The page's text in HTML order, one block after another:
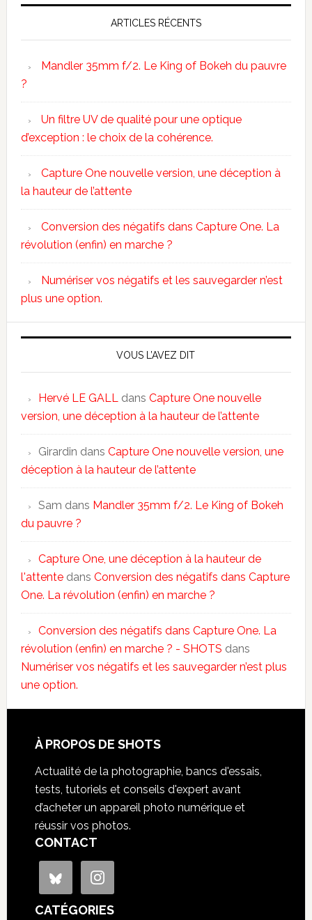
ARTICLES RÉCENTS
Mandler 35mm f/2. Le King of Bokeh du pauvre
?
Un filtre UV de qualité pour une optique
d’exception : le choix de la cohérence.
Capture One nouvelle version, une déception à
la hauteur de l’attente
Conversion des négatifs dans Capture One. La
révolution (enfin) en marche ?
Numériser vos négatifs et les sauvegarder n’est
plus une option.
VOUS L’AVEZ DIT
Hervé LE GALL dans Capture One nouvelle
version, une déception à la hauteur de l’attente
Girardin dans Capture One nouvelle version, une
déception à la hauteur de l’attente
Sam dans Mandler 35mm f/2. Le King of Bokeh
du pauvre ?
Capture One, une déception à la hauteur de
l'attentedans Conversion des négatifs dans Capture
One. La révolution (enfin) en marche ?
Conversion des négatifs dans Capture One. La
révolution (enfin) en marche ? - SHOTS dans
Numériser vos négatifs et les sauvegarder n’est plus
une option.
À PROPOS DE SHOTS
Actualité de la photographie, bancs d'essais,
tests, tutoriels et conseils d'expert avant
d’acheter un appareil photo numérique et
réussir vos photos.
CONTACT
CATÉGORIES